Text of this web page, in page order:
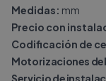
Medidas: mm
Precio con
Codificación de
Motorizaciones del
Servicio de